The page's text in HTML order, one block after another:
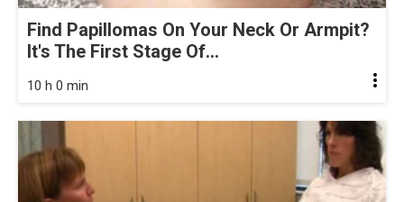
Find Papillomas On Your Neck Or Armpit?
It's The First Stage Of...
10 h 0 min